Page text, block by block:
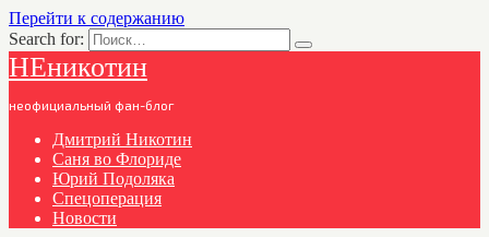
Перейти к содержанию
Search for:
НЕникотин
неофициальный фан-блог
Дмитрий Никотин
Саня во Флориде
Юрий Подоляка
Спецоперация
Новости